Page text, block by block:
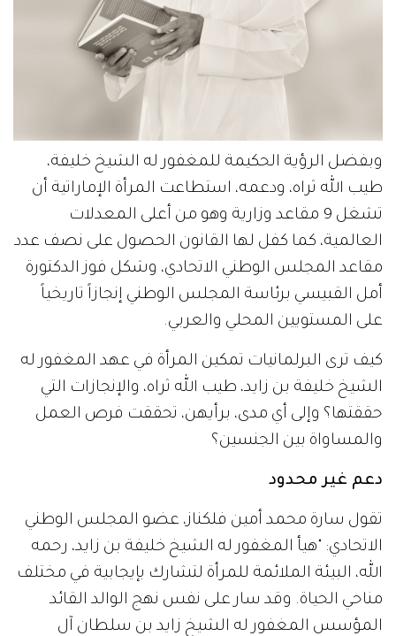
وبفضل الرؤية الحكيمة للمغفور له الشيخ خليفة،
طيب الله ثراه، ودعمه، استطاعت المرأة الإماراتية أن
تشغل 9 مقاعد وزارية وهو من أعلى المعدلات
العالمية، كما كفل لها القانون الحصول على نصف عدد
مقاعد المجلس الوطني الاتحادي، وشكل فوز الدكتورة
أمل القبيسي برئاسة المجلس الوطني إنجازاً تاريخياً
على المستويين المحلي والعربي.
كيف ترى البرلمانيات تمكين المرأة في عهد المغفور له
الشيخ خليفة بن زايد، طيب الله ثراه، والإنجازات التي
حققتها؟ وإلى أي مدى، برأيهن، تحققت فرص العمل
والمساواة بين الجنسين؟
دعم غير محدود
تقول سارة محمد أمين فلكناز، عضو المجلس الوطني
الاتحادي: "هيأ المغفور له الشيخ خليفة بن زايد، رحمه
الله، البيئة الملائمة للمرأة لتشارك بإيجابية في مختلف
مناحي الحياة. وقد سار على نفس نهج الوالد القائد
المؤسس المغفور له الشيخ زايد بن سلطان آل